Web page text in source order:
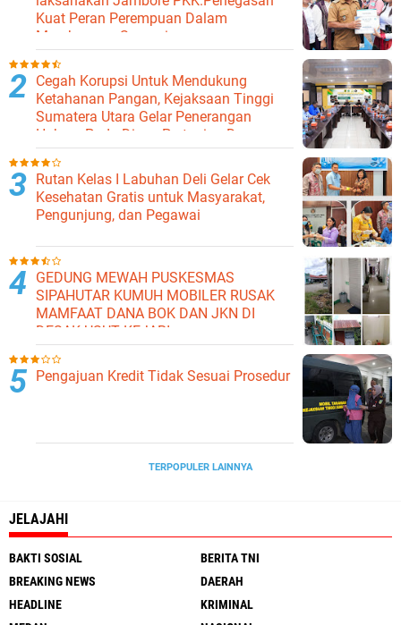
Kuat Peran Perempuan Dalam
Membangun Samosir.
Cegah Korupsi Untuk Mendukung
Ketahanan Pangan, Kejaksaan Tinggi
Sumatera Utara Gelar Penerangan
Hukum Pada Dinas Pertanian Dan
Ketahanan Pangan
Rutan Kelas I Labuhan Deli Gelar Cek
Kesehatan Gratis untuk Masyarakat,
Pengunjung, dan Pegawai
GEDUNG MEWAH PUSKESMAS
SIPAHUTAR KUMUH MOBILER RUSAK
MAMFAAT DANA BOK DAN JKN DI
DESAK USUT KEJARI
Pengajuan Kredit Tidak Sesuai Prosedur
TERPOPULER LAINNYA
JELAJAHI
BAKTI SOSIAL
BERITA TNI
BREAKING NEWS
DAERAH
HEADLINE
KRIMINAL